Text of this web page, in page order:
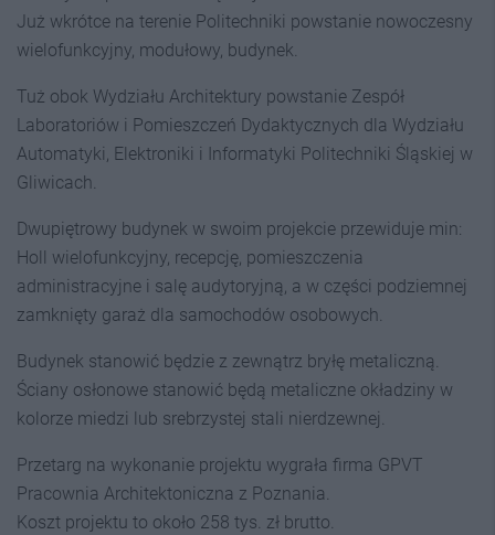
Już wkrótce na terenie Politechniki powstanie nowoczesny
wielofunkcyjny, modułowy, budynek.
Tuż obok Wydziału Architektury powstanie Zespół
Laboratoriów i Pomieszczeń Dydaktycznych dla Wydziału
Automatyki, Elektroniki i Informatyki Politechniki Śląskiej w
Gliwicach.
Dwupiętrowy budynek w swoim projekcie przewiduje min:
Holl wielofunkcyjny, recepcję, pomieszczenia
administracyjne i salę audytoryjną, a w części podziemnej
zamknięty garaż dla samochodów osobowych.
Budynek stanowić będzie z zewnątrz bryłę metaliczną.
Ściany osłonowe stanowić będą metaliczne okładziny w
kolorze miedzi lub srebrzystej stali nierdzewnej.
Przetarg na wykonanie projektu wygrała firma GPVT
Pracownia Architektoniczna z Poznania.
Koszt projektu to około 258 tys. zł brutto.